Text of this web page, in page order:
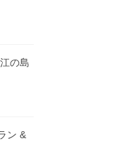
の島
ン &